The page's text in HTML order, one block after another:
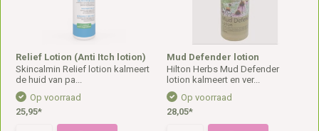
Relief Lotion (Anti Itch lotion)
Skincalmin Relief lotion kalmeert
de huid van pa...
Op voorraad
25,95*
Mud Defender lotion
Hilton Herbs Mud Defender
lotion kalmeert en ver...
Op voorraad
28,05*